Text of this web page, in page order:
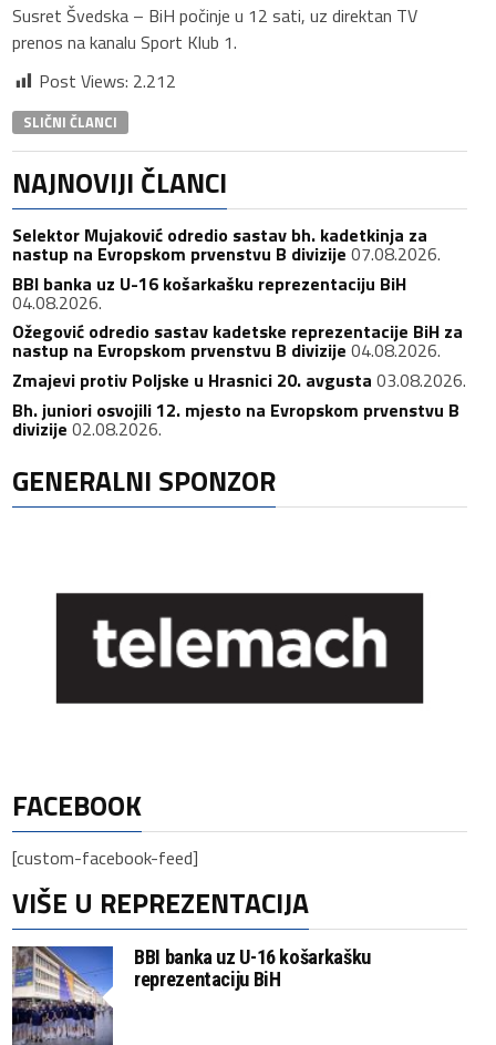
Susret Švedska – BiH počinje u 12 sati, uz direktan TV
prenos na kanalu Sport Klub 1.
Post Views: 2.212
SLIČNI ČLANCI
NAJNOVIJI ČLANCI
Selektor Mujaković odredio sastav bh. kadetkinja za
nastup na Evropskom prvenstvu B divizije 07.08.2026.
BBI banka uz U-16 košarkašku reprezentaciju BiH
04.08.2026.
Ožegović odredio sastav kadetske reprezentacije BiH za
nastup na Evropskom prvenstvu B divizije 04.08.2026.
Zmajevi protiv Poljske u Hrasnici 20. avgusta 03.08.2026.
Bh. juniori osvojili 12. mjesto na Evropskom prvenstvu B
divizije 02.08.2026.
GENERALNI SPONZOR
FACEBOOK
[custom-facebook-feed]
VIŠE U REPREZENTACIJA
BBI banka uz U-16 košarkašku
reprezentaciju BiH